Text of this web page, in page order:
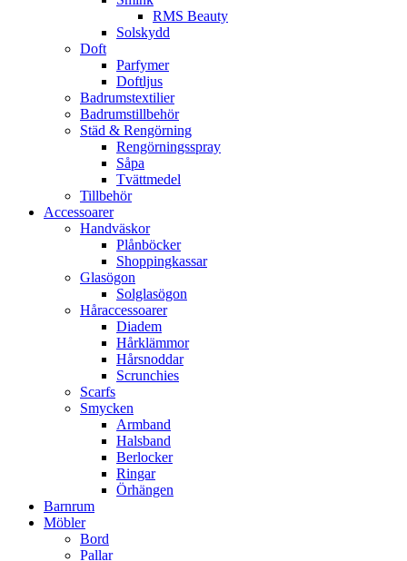
RMS Beauty
Solskydd
Doft
Parfymer
Doftljus
Badrumstextilier
Badrumstillbehör
Städ & Rengörning
Rengörningsspray
Såpa
Tvättmedel
Tillbehör
Accessoarer
Handväskor
Plånböcker
Shoppingkassar
Glasögon
Solglasögon
Håraccessoarer
Diadem
Hårklämmor
Hårsnoddar
Scrunchies
Scarfs
Smycken
Armband
Halsband
Berlocker
Ringar
Örhängen
Barnrum
Möbler
Bord
Pallar